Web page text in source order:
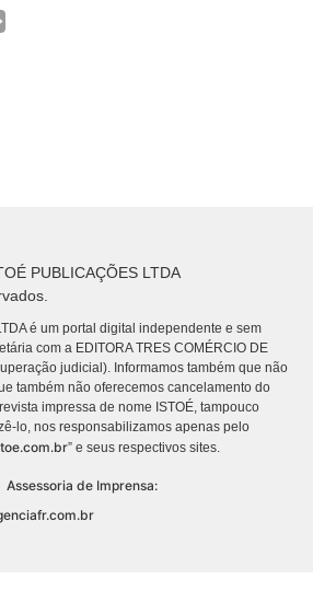
PUBLICAÇÕES LTDA
é um portal digital independente e sem
com a EDITORA TRES COMÉRCIO DE
judicial). Informamos também que não
também não oferecemos cancelamento do
impressa de nome ISTOÉ, tampouco
lo, nos responsabilizamos apenas pelo
” e seus respectivos sites.
Assessoria de Imprensa: